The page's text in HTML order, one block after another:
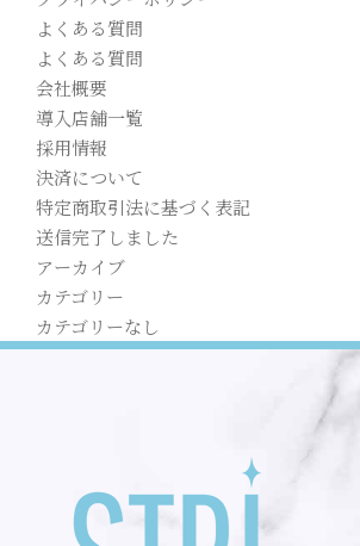
よくある質問
よくある質問
会社概要
導入店舗一覧
採用情報
決済について
特定商取引法に基づく表記
送信完了しました
アーカイブ
カテゴリー
カテゴリーなし